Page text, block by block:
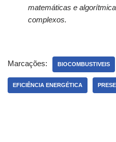
matemáticas e
complexos.
Marcações: BIOCOMBUSTIVEIS
EFICIÊNCIA ENERGÉTICA